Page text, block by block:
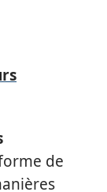
de